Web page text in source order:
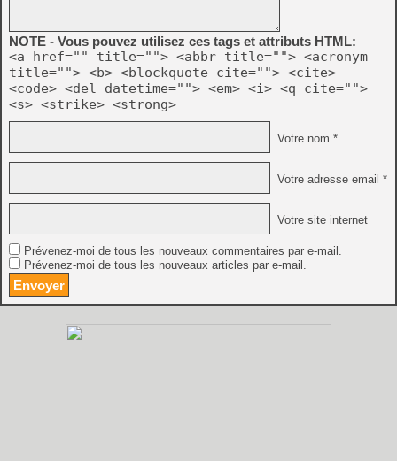
NOTE - Vous pouvez utilisez ces tags et attributs HTML:
<a href="" title=""> <abbr title=""> <acronym
title=""> <b> <blockquote cite=""> <cite>
<code> <del datetime=""> <em> <i> <q cite="">
<s> <strike> <strong>
Votre nom *
Votre adresse email *
Votre site internet
Prévenez-moi de tous les nouveaux commentaires par e-mail.
Prévenez-moi de tous les nouveaux articles par e-mail.